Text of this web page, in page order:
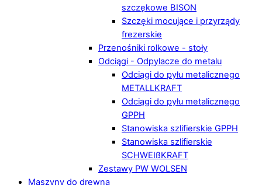
szczękowe BISON
Szczęki mocujące i przyrządy
frezerskie
Przenośniki rolkowe - stoły
Odciągi - Odpylacze do metalu
Odciągi do pyłu metalicznego
METALLKRAFT
Odciągi do pyłu metalicznego
GPPH
Stanowiska szlifierskie GPPH
Stanowiska szlifierskie
SCHWEIßKRAFT
Zestawy PW WOLSEN
Maszyny do drewna